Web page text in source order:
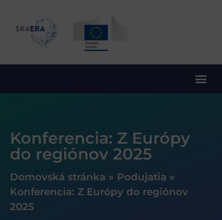
Konferencia: Z Európy
do regiónov 2025
Domovská stránka » Podujatia »
Konferencia: Z Európy do regiónov
2025